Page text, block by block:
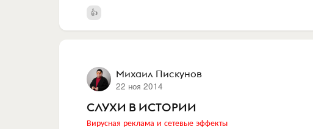
Михаил Пискунов
22 ноя 2014
СЛУХИ В ИСТОРИИ
Вирусная реклама и сетевые эффекты